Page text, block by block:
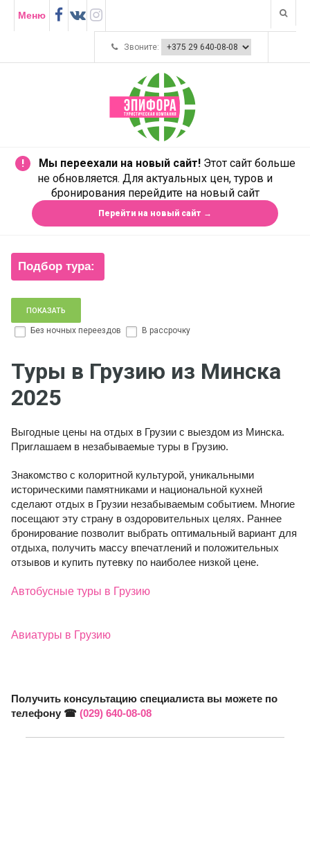
Меню
Звоните:
! Мы переехали на новый сайт!Этот сайт больше
не обновляется. Для актуальных цен, туров и
бронирования перейдите на новый сайт
Перейти на новый сайт →
Подбор тура:
Без ночных переездов В рассрочку
Туры в Грузию из Минска
2025
Выгодные цены на отдых в Грузии с выездом из Минска.
Приглашаем в незабываемые туры в Грузию.
Знакомство с колоритной культурой, уникальными
историческими памятниками и национальной кухней
сделают отдых в Грузии незабываемым событием. Многие
посещают эту страну в оздоровительных целях. Раннее
бронирование позволит выбрать оптимальный вариант для
отдыха, получить массу впечатлений и положительных
отзывов и купить путевку по наиболее низкой цене.
Автобусные туры в Грузию
Авиатуры в Грузию
Получить консультацию специалиста вы можете по
телефону ☎ (029) 640-08-08